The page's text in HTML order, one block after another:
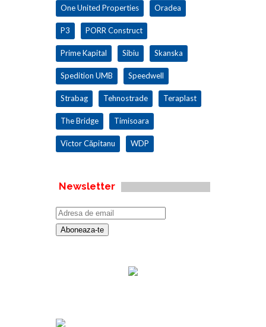
One United Properties Oradea
P3 PORR Construct
Prime Kapital Sibiu Skanska
Spedition UMB Speedwell
Strabag Tehnostrade Teraplast
The Bridge Timisoara
Victor Căpitanu WDP
Newsletter